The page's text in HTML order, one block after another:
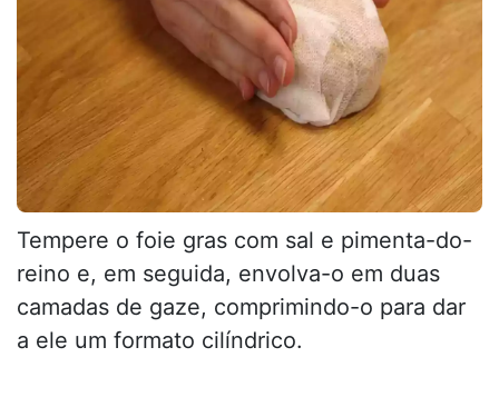
Tempere o foie gras com sal e pimenta-do-
reino e, em seguida, envolva-o em duas
camadas de gaze, comprimindo-o para dar
a ele um formato cilíndrico.